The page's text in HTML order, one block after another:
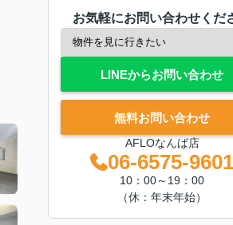
お気軽にお問い合わせくだ
LINEからお問い合わせ
無料お問い合わせ
AFLOなんば店
06-6575-9601
10：00～19：00
（休：年末年始）